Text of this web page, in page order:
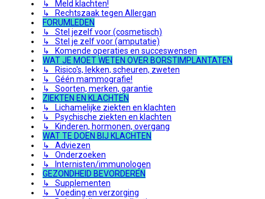
↳ Meld klachten!
↳ Rechtszaak tegen Allergan
FORUMLEDEN
↳ Stel jezelf voor (cosmetisch)
↳ Stel je zelf voor (amputatie)
↳ Komende operaties en succeswensen
WAT JE MOET WETEN OVER BORSTIMPLANTATEN
↳ Risico's, lekken, scheuren, zweten
↳ Géén mammografie!
↳ Soorten, merken, garantie
ZIEKTEN EN KLACHTEN
↳ Lichamelijke ziekten en klachten
↳ Psychische ziekten en klachten
↳ Kinderen, hormonen, overgang
WAT TE DOEN BIJ KLACHTEN
↳ Adviezen
↳ Onderzoeken
↳ Internisten/immunologen
GEZONDHEID BEVORDEREN
↳ Supplementen
↳ Voeding en verzorging